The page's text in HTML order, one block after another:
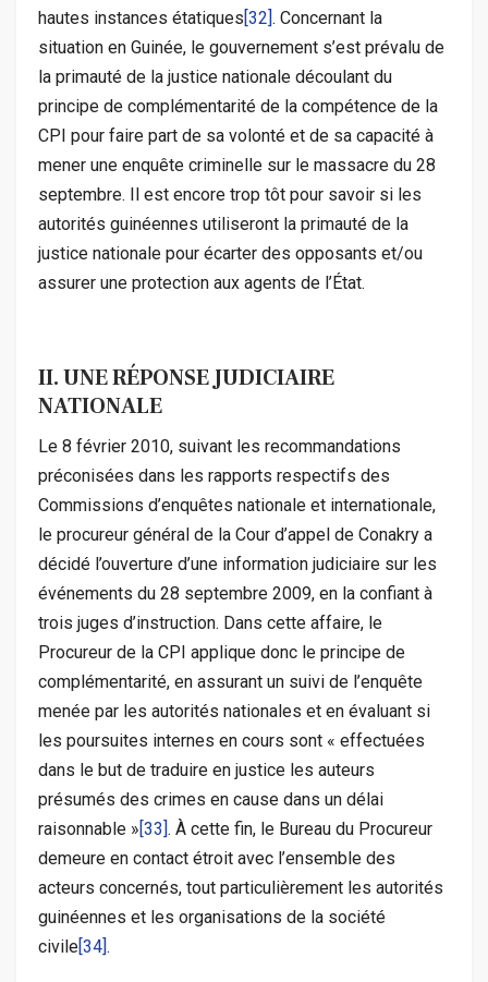
hautes instances étatiques[32]. Concernant la
situation en Guinée, le gouvernement s’est prévalu de
la primauté de la justice nationale découlant du
principe de complémentarité de la compétence de la
CPI pour faire part de sa volonté et de sa capacité à
mener une enquête criminelle sur le massacre du 28
septembre. Il est encore trop tôt pour savoir si les
autorités guinéennes utiliseront la primauté de la
justice nationale pour écarter des opposants et/ou
assurer une protection aux agents de l’État.
II. UNE RÉPONSE JUDICIAIRE
NATIONALE
Le 8 février 2010, suivant les recommandations
préconisées dans les rapports respectifs des
Commissions d’enquêtes nationale et internationale,
le procureur général de la Cour d’appel de Conakry a
décidé l’ouverture d’une information judiciaire sur les
événements du 28 septembre 2009, en la confiant à
trois juges d’instruction. Dans cette affaire, le
Procureur de la CPI applique donc le principe de
complémentarité, en assurant un suivi de l’enquête
menée par les autorités nationales et en évaluant si
les poursuites internes en cours sont « effectuées
dans le but de traduire en justice les auteurs
présumés des crimes en cause dans un délai
raisonnable »[33]. À cette fin, le Bureau du Procureur
demeure en contact étroit avec l’ensemble des
acteurs concernés, tout particulièrement les autorités
guinéennes et les organisations de la société
civile[34].